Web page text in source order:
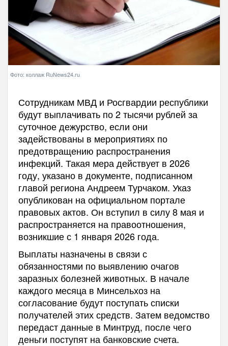
Фото: коллаж RuNews24.ru
Сотрудникам МВД и Росгвардии республики
будут выплачивать по 2 тысячи рублей за
суточное дежурство, если они
задействованы в мероприятиях по
предотвращению распространения
инфекций. Такая мера действует в 2026
году, указано в документе, подписанном
главой региона Андреем Турчаком. Указ
опубликован на официальном портале
правовых актов. Он вступил в силу 8 мая и
распространяется на правоотношения,
возникшие с 1 января 2026 года.
Выплаты назначены в связи с
обязанностями по выявлению очагов
заразных болезней животных. В начале
каждого месяца в Минсельхоз на
согласование будут поступать списки
получателей этих средств. Затем ведомство
передаст данные в Минтруд, после чего
деньги поступят на банковские счета.